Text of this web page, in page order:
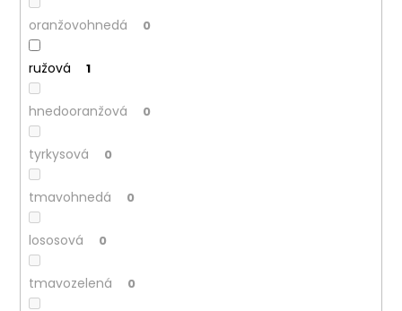
oranžovohnedá 0
ružová 1
hnedooranžová 0
tyrkysová 0
tmavohnedá 0
lososová 0
tmavozelená 0